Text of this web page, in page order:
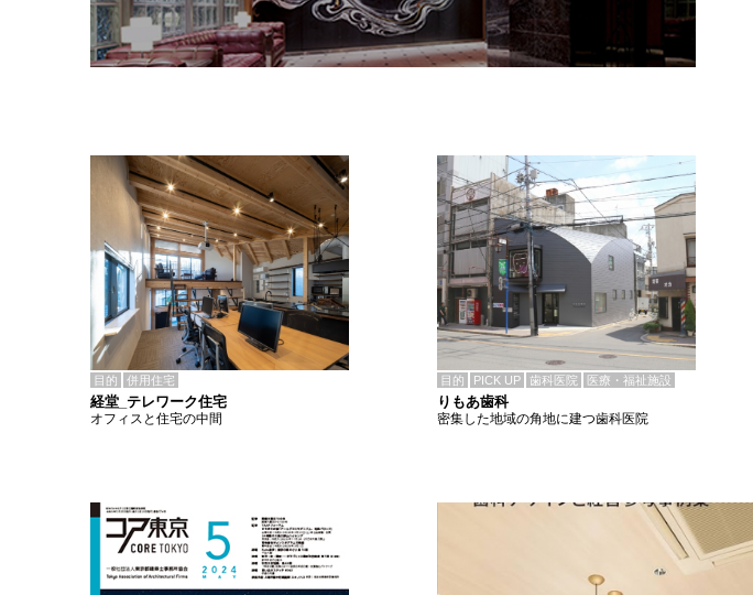
目的 併用住宅
経堂_テレワーク住宅
オフィスと住宅の中間
目的 PICK UP 歯科医院 医療・福祉施設
りもあ歯科
密集した地域の角地に建つ歯科医院